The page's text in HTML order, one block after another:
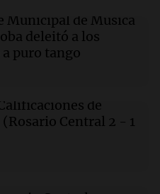
en el cuerpo de
de 5.300 años
el tifón Dolphin; cierran
turísticas en varias
Municipal de Música
deleitó a los
puro tango
de
Central 2 - 1